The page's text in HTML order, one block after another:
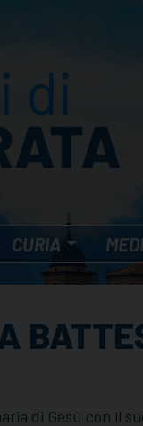
CURIA
di Gesù con il